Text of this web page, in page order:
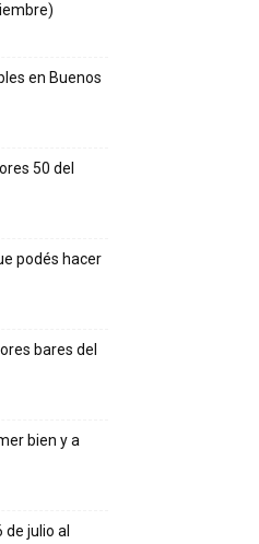
en Buenos
50 del
podés hacer
bares del
bien y a
julio al